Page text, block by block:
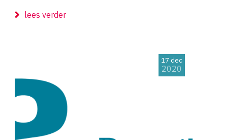
lees verder
17 dec
2020